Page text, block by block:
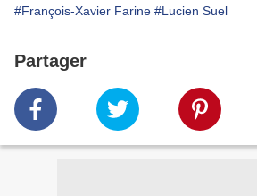
#François-Xavier Farine #Lucien Suel
Partager